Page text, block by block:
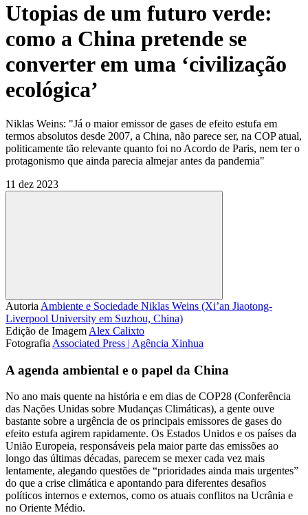
Utopias de um futuro verde:
como a China pretende se
converter em uma ‘civilização
ecológica’
Niklas Weins: "Já o maior emissor de gases de efeito estufa em
termos absolutos desde 2007, a China, não parece ser, na COP atual,
politicamente tão relevante quanto foi no Acordo de Paris, nem ter o
protagonismo que ainda parecia almejar antes da pandemia"
11 dez 2023
Compartilhar
Autoria Ambiente e Sociedade Niklas Weins (Xi’an Jiaotong-
Liverpool University em Suzhou, China)
Edição de Imagem Alex Calixto
Fotografia Associated Press | Agência Xinhua
A agenda ambiental e o papel da China
No ano mais quente na história e em dias de COP28 (Conferência
das Nações Unidas sobre Mudanças Climáticas), a gente ouve
bastante sobre a urgência de os principais emissores de gases do
efeito estufa agirem rapidamente. Os Estados Unidos e os países da
União Europeia, responsáveis pela maior parte das emissões ao
longo das últimas décadas, parecem se mexer cada vez mais
lentamente, alegando questões de “prioridades ainda mais urgentes”
do que a crise climática e apontando para diferentes desafios
políticos internos e externos, como os atuais conflitos na Ucrânia e
no Oriente Médio.